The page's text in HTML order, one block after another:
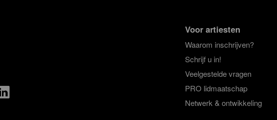
Voor artiesten
Waarom inschrijven?
Schrijf u in!
Veelgestelde vragen
PRO lidmaatschap
Netwerk & ontwikkeling